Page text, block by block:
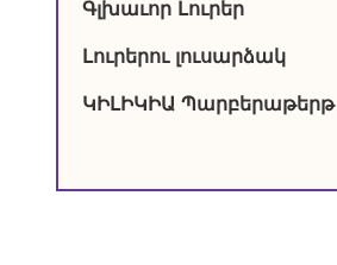
Գլխաւոր Լուրեր
Լուրերու լուսարձակ
ԿԻԼԻԿԻԱ Պարբերաթերթ